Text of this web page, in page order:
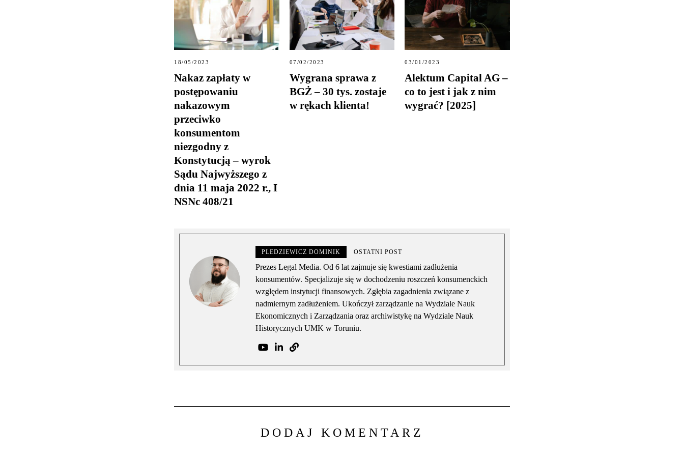
18/05/2023
Nakaz zapłaty w
postępowaniu
nakazowym
przeciwko
konsumentom
niezgodny z
Konstytucją – wyrok
Sądu Najwyższego z
dnia 11 maja 2022 r., I
NSNc 408/21
07/02/2023
Wygrana sprawa z
BGŻ – 30 tys. zostaje
w rękach klienta!
03/01/2023
Alektum Capital AG –
co to jest i jak z nim
wygrać? [2025]
PLEDZIEWICZ DOMINIK OSTATNI POST
Prezes Legal Media. Od 6 lat zajmuje się kwestiami zadłużenia
konsumentów. Specjalizuje się w dochodzeniu roszczeń konsumenckich
względem instytucji finansowych. Zgłębia zagadnienia związane z
nadmiernym zadłużeniem. Ukończył zarządzanie na Wydziale Nauk
Ekonomicznych i Zarządzania oraz archiwistykę na Wydziale Nauk
Historycznych UMK w Toruniu.
DODAJ KOMENTARZ